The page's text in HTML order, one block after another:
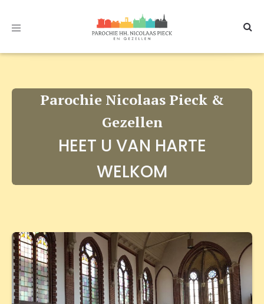
Toggle
Parochie Nicolaas Pieck &
Gezellen
HEET U VAN HARTE
WELKOM